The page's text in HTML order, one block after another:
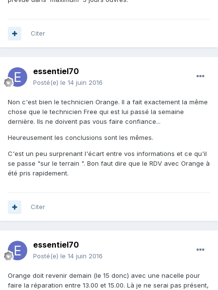
Citer
essentiel70
Posté(e) le 14 juin 2016
Non c'est bien le technicien Orange. Il a fait exactement la même
chose que le technicien Free qui est lui passé la semaine
dernière. Ils ne doivent pas vous faire confiance...
Heureusement les conclusions sont les mêmes.
C'est un peu surprenant l'écart entre vos informations et ce qu'il
se passe "sur le terrain ". Bon faut dire que le RDV avec Orange à
été pris rapidement.
Citer
essentiel70
Posté(e) le 14 juin 2016
Orange doit revenir demain (le 15 donc) avec une nacelle pour
faire la réparation entre 13.00 et 15.00. Là je ne serai pas présent,